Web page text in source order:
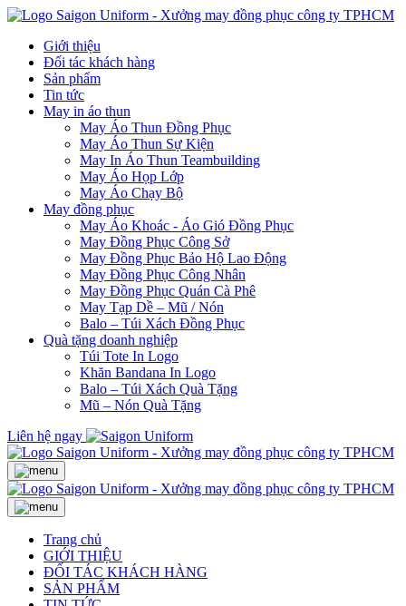
Giới thiệu
Đối tác khách hàng
Sản phẩm
Tin tức
May in áo thun
May Áo Thun Đồng Phục
May Áo Thun Sự Kiện
May In Áo Thun Teambuilding
May Áo Họp Lớp
May Áo Chạy Bộ
May đồng phục
May Áo Khoác - Áo Gió Đồng Phục
May Đồng Phục Công Sở
May Đồng Phục Bảo Hộ Lao Động
May Đồng Phục Công Nhân
May Đồng Phục Quán Cà Phê
May Tạp Dề – Mũ / Nón
Balo – Túi Xách Đồng Phục
Quà tặng doanh nghiệp
Túi Tote In Logo
Khăn Bandana In Logo
Balo – Túi Xách Quà Tặng
Mũ – Nón Quà Tặng
Liên hệ ngay
Trang chủ
GIỚI THIỆU
ĐỐI TÁC KHÁCH HÀNG
SẢN PHẨM